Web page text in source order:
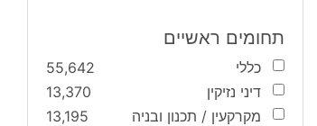
תחומים ראשיים
כללי
55,642
דיני נזיקין
13,370
מקרקעין / תכנון ובניה
13,195